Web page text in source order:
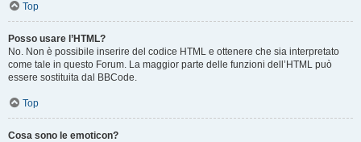
Top
Posso usare l’HTML?
No. Non è possibile inserire del codice HTML e ottenere che sia interpretato
come tale in questo Forum. La maggior parte delle funzioni dell’HTML può
essere sostituita dal BBCode.
Top
Cosa sono le emoticon?